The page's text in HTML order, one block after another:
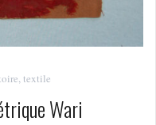
textile
Wari